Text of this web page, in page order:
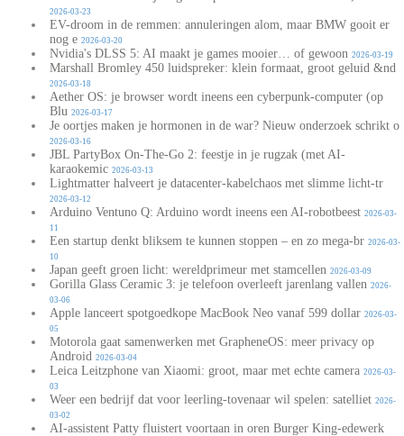
2026-03-23
EV-droom in de remmen: annuleringen alom, maar BMW gooit er
nog e 2026-03-20
Nvidia's DLSS 5: AI maakt je games mooier… of gewoon 2026-03-19
Marshall Bromley 450 luidspreker: klein formaat, groot geluid &nd
2026-03-18
Aether OS: je browser wordt ineens een cyberpunk-computer (op
Blu 2026-03-17
Je oortjes maken je hormonen in de war? Nieuw onderzoek schrikt o
2026-03-16
JBL PartyBox On-The-Go 2: feestje in je rugzak (met AI-
karaokemic 2026-03-13
Lightmatter halveert je datacenter-kabelchaos met slimme licht-tr
2026-03-12
Arduino Ventuno Q: Arduino wordt ineens een AI-robotbeest 2026-03-
11
Een startup denkt bliksem te kunnen stoppen – en zo mega-br 2026-03-
10
Japan geeft groen licht: wereldprimeur met stamcellen 2026-03-09
Gorilla Glass Ceramic 3: je telefoon overleeft jarenlang vallen 2026-
03-06
Apple lanceert spotgoedkope MacBook Neo vanaf 599 dollar 2026-03-
05
Motorola gaat samenwerken met GrapheneOS: meer privacy op
Android 2026-03-04
Leica Leitzphone van Xiaomi: groot, maar met echte camera 2026-03-
03
Weer een bedrijf dat voor leerling-tovenaar wil spelen: satelliet 2026-
03-02
AI-assistent Patty fluistert voortaan in oren Burger King-edewerk